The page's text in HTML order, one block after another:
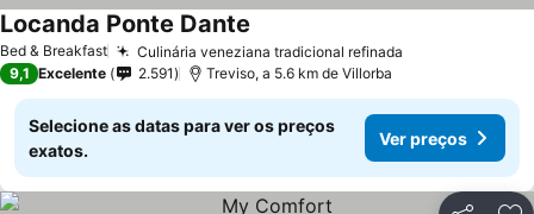
Bed & Breakfast Culinária veneziana tradicional refinada
Locanda Ponte Dante
9,1 Excelente 2.591 Treviso, a 5.6 km de Villorba
Selecione as datas para ver os preços
exatos.
Ver preços